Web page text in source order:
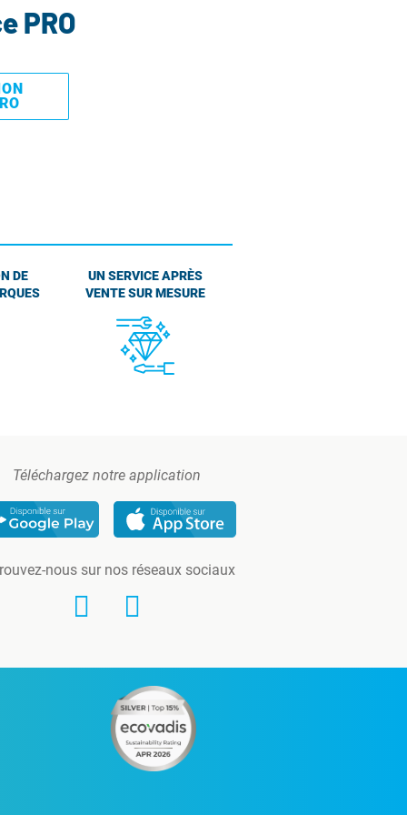
PRO
DE
UN SERVICE APRÈS
VENTE SUR MESURE
Téléchargez notre application
nous sur nos réseaux sociaux